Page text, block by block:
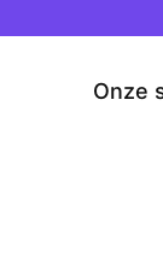
Onze